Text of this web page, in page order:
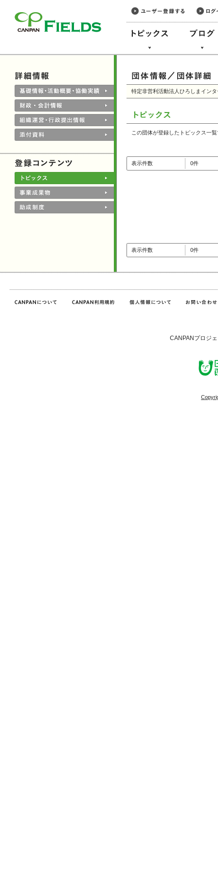
特定非営利活動法人ひろしまイン
この団体が登録したトピックス一
表示件数 0件
表示件数 0件
CANPANプロジ